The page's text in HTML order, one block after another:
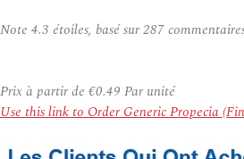
Note 4.3 étoiles, basé sur287
Prix à partir de €0.49 Par unité
Use this link to Order Generic Propecia